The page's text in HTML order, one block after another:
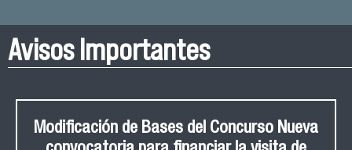
Avisos Importantes
Modificación de Bases del Concurso Nueva